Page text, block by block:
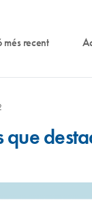
recent
que